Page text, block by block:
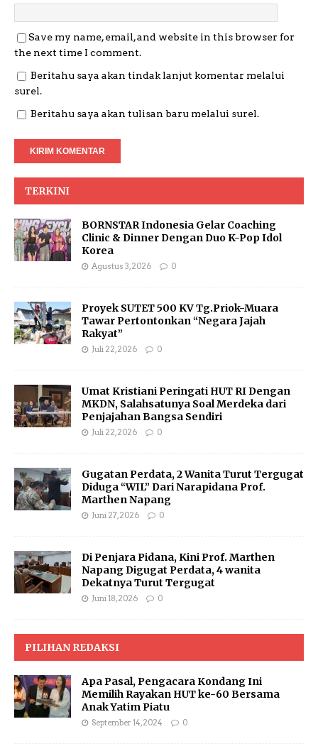
Save my name, email, and website in this browser for
the next time I comment.
Beritahu saya akan tindak lanjut komentar melalui
surel.
Beritahu saya akan tulisan baru melalui surel.
TERKINI
BORNSTAR Indonesia Gelar Coaching
Clinic & Dinner Dengan Duo K-Pop Idol
Korea
Agustus 3, 2026 0
Proyek SUTET 500 KV Tg.Priok-Muara
Tawar Pertontonkan “Negara Jajah
Rakyat”
Juli 22, 2026 0
Umat Kristiani Peringati HUT RI Dengan
MKDN, Salahsatunya Soal Merdeka dari
Penjajahan Bangsa Sendiri
Juli 22, 2026 0
Gugatan Perdata, 2 Wanita Turut Tergugat
Diduga “WIL” Dari Narapidana Prof.
Marthen Napang
Juni 27, 2026 0
Di Penjara Pidana, Kini Prof. Marthen
Napang Digugat Perdata, 4 wanita
Dekatnya Turut Tergugat
Juni 18, 2026 0
PILIHAN REDAKSI
Apa Pasal, Pengacara Kondang Ini
Memilih Rayakan HUT ke-60 Bersama
Anak Yatim Piatu
September 14, 2024 0